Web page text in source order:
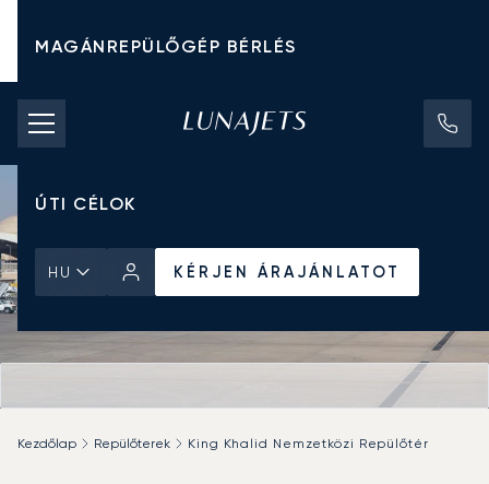
MAGÁNREPÜLŐGÉP BÉRLÉS
CHARTER ÁRAK
MAGÁNREPÜLŐGÉPEK
ÚTI CÉLOK
HU KÉRJEN ÁRAJÁNLATOT
Kezdőlap Repülőterek King Khalid Nemzetközi Repülőtér